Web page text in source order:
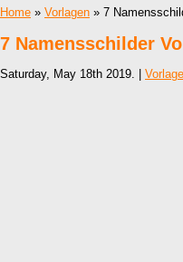
Home » Vorlagen » 7
7 Namensschilder
Saturday, May 18th 2019. |